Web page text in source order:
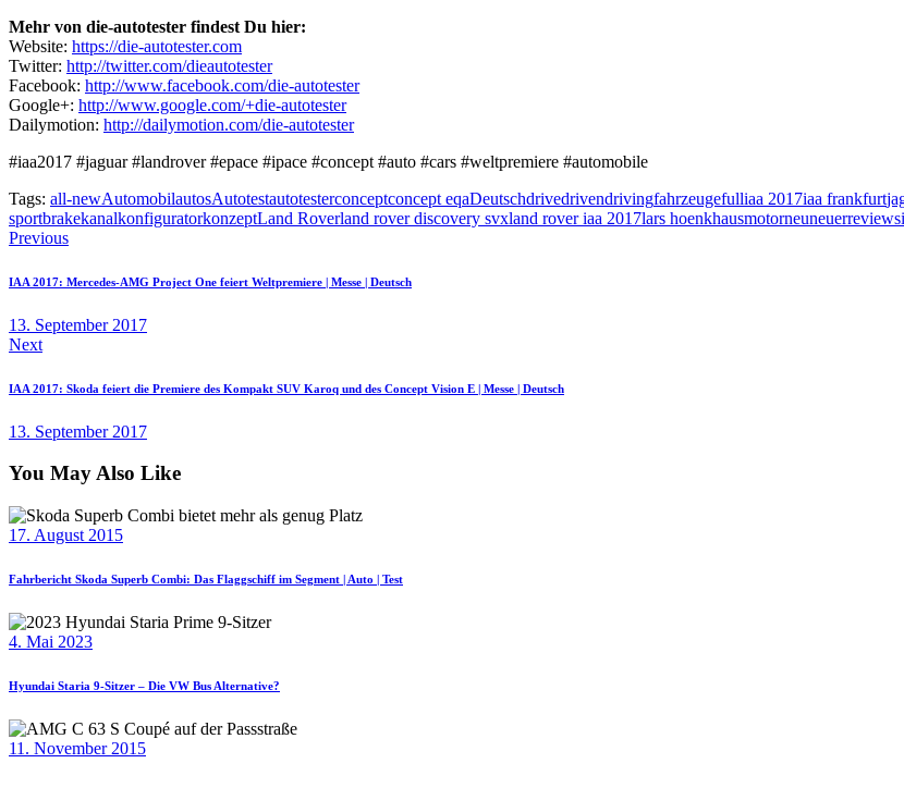
Mehr von die-autotester findest Du hier:
Website: https://die-autotester.com
Twitter: http://twitter.com/dieautotester
Facebook: http://www.facebook.com/die-autotester
Google+: http://www.google.com/+die-autotester
Dailymotion: http://dailymotion.com/die-autotester
#iaa2017 #jaguar #landrover #epace #ipace #concept #auto #cars #weltpremiere #automobile
Tags: all-newAutomobilautosAutotestautotesterconceptconcept eqaDeutschdrivedrivendrivingfahrzeugefulliaa 2017iaa frankfurt
sportbrakekanalkonfiguratorkonzeptLand Roverland rover discovery svxland rover iaa 2017lars hoenkhausmotorneuneuerreview
Beitragsnavigation
Previous
IAA 2017: Mercedes-AMG Project One feiert Weltpremiere | Messe | Deutsch
13. September 2017
Next
IAA 2017: Skoda feiert die Premiere des Kompakt SUV Karoq und des Concept Vision E | Messe | Deutsch
13. September 2017
You May Also Like
17. August 2015
Fahrbericht Skoda Superb Combi: Das Flaggschiff im Segment | Auto | Test
4. Mai 2023
Hyundai Staria 9-Sitzer – Die VW Bus Alternative?
11. November 2015